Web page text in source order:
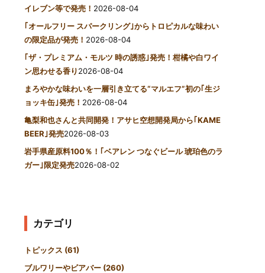
イレブン等で発売！ 2026-08-04
｢オールフリー スパークリング｣からトロピカルな味わい
の限定品が発売！ 2026-08-04
｢ザ・プレミアム・モルツ 時の誘惑｣発売！柑橘や白ワイ
ン思わせる香り2026-08-04
まろやかな味わいを一層引き立てる“マルエフ”初の｢生ジ
ョッキ缶｣発売！ 2026-08-04
亀梨和也さんと共同開発！アサヒ空想開発局から｢KAME
BEER｣発売2026-08-03
岩手県産原料100％！｢ベアレン つなぐビール 琥珀色のラ
ガー｣限定発売2026-08-02
カテゴリ
トピックス (61)
ブルワリーやビアバー (260)